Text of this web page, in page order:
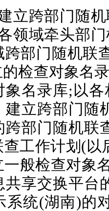
跨部门随机
领域牵头部
部门随机联
检查对象名
象名录库;以
建立跨部门随
跨部门随机联
工作计划(
般检查对象
共享交换平台
系统(湖南)的